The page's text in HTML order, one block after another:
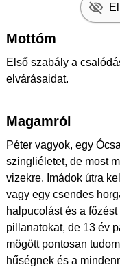
Mottóm
Első szabály a
elvárásaidat.
Magamról
Péter vagyok, egy
szingliéletet, de most
vizekre. Imádok útra
vagy egy csendes
halpucolást és a
pillanatokat, de 13 év
mögött pontosan
hűségnek és a